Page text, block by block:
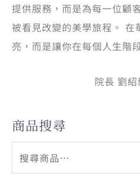
提供服務，而是為每一位顧
被看見改變的美學旅程。 在
亮，而是讓你在每個人生階
院長 劉
商品搜尋